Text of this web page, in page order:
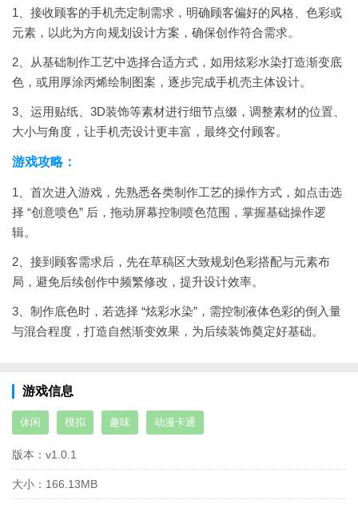
1、接收顾客的手机壳定制需求，明确顾客偏好的风格、色彩或
元素，以此为方向规划设计方案，确保创作符合需求。
2、从基础制作工艺中选择合适方式，如用炫彩水染打造渐变底
色，或用厚涂丙烯绘制图案，逐步完成手机壳主体设计。
3、运用贴纸、3D装饰等素材进行细节点缀，调整素材的位置、
大小与角度，让手机壳设计更丰富，最终交付顾客。
游戏攻略：
1、首次进入游戏，先熟悉各类制作工艺的操作方式，如点击选
择 “创意喷色” 后，拖动屏幕控制喷色范围，掌握基础操作逻
辑。
2、接到顾客需求后，先在草稿区大致规划色彩搭配与元素布
局，避免后续创作中频繁修改，提升设计效率。
3、制作底色时，若选择 “炫彩水染”，需控制液体色彩的倒入量
与混合程度，打造自然渐变效果，为后续装饰奠定好基础。
游戏信息
休闲 模拟 趣味 动漫卡通
版本： v1.0.1
大小： 166.13MB